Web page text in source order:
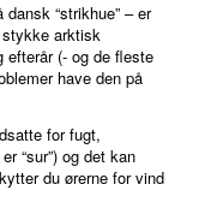
“strikhue” – er
arktisk
efterår (- og de fleste
have den på
for fugt,
“sur”) og det kan
du ørerne for vind